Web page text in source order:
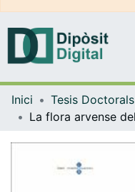
Inici Tesis Doctorals